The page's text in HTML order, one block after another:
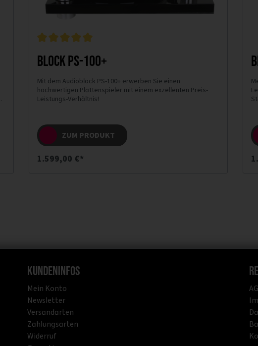
Block PS-100+
Mit dem Audioblock PS-100+ erwerben Sie einen
hochwertigen Plattenspieler mit einem exzellenten Preis-
Leistungs-Verhältnis!
ZUM PRODUKT
1.599,00 €*
Kundeninfos
Mein Konto
Newsletter
Versandarten
Zahlungsarten
Widerruf